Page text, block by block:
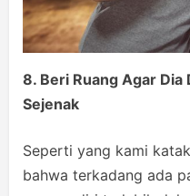
8. Beri Ruang Agar
Sejenak
Seperti yang kami
bahwa terkadang ada